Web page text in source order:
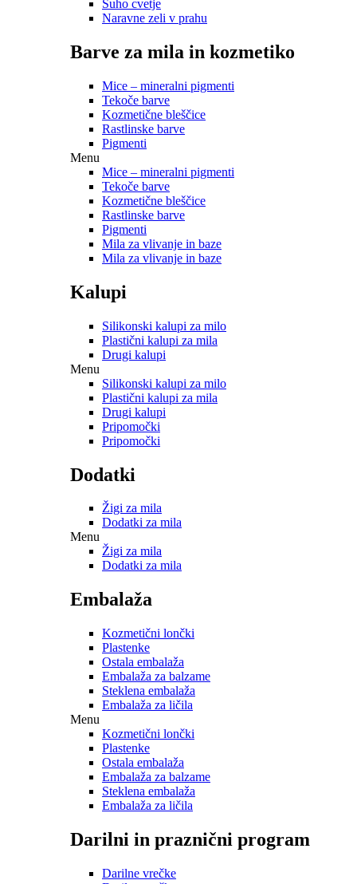
Suho cvetje
Naravne zeli v prahu
Barve za mila in kozmetiko
Mice – mineralni pigmenti
Tekoče barve
Kozmetične bleščice
Rastlinske barve
Pigmenti
Menu
Mice – mineralni pigmenti
Tekoče barve
Kozmetične bleščice
Rastlinske barve
Pigmenti
Mila za vlivanje in baze
Mila za vlivanje in baze
Kalupi
Silikonski kalupi za milo
Plastični kalupi za mila
Drugi kalupi
Menu
Silikonski kalupi za milo
Plastični kalupi za mila
Drugi kalupi
Pripomočki
Pripomočki
Dodatki
Žigi za mila
Dodatki za mila
Menu
Žigi za mila
Dodatki za mila
Embalaža
Kozmetični lončki
Plastenke
Ostala embalaža
Embalaža za balzame
Steklena embalaža
Embalaža za ličila
Menu
Kozmetični lončki
Plastenke
Ostala embalaža
Embalaža za balzame
Steklena embalaža
Embalaža za ličila
Darilni in praznični program
Darilne vrečke